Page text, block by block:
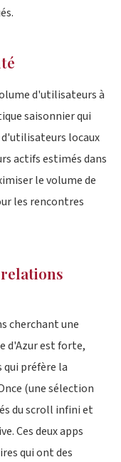
d'utilisateurs à
saisonnier qui
d'utilisateurs locaux
actifs estimés dans
le volume de
les rencontres
cherchant une
d'Azur est forte,
préfère la
(une sélection
du scroll infini et
Ces deux apps
qui ont des